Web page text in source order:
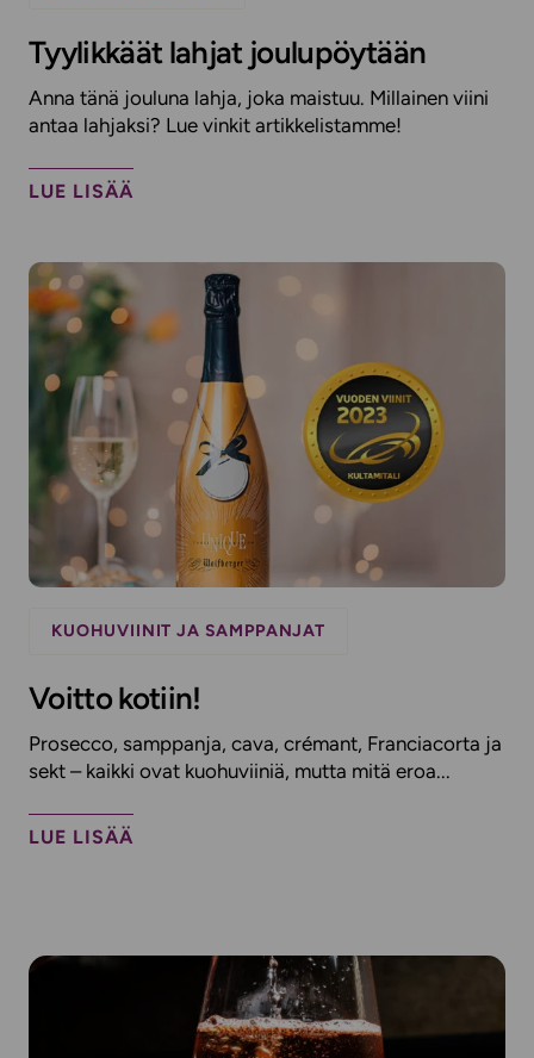
Tyylikkäät lahjat joulupöytään
Anna tänä jouluna lahja, joka maistuu. Millainen viini
antaa lahjaksi? Lue vinkit artikkelistamme!
LUE LISÄÄ
KUOHUVIINIT JA SAMPPANJAT
Voitto kotiin!
Prosecco, samppanja, cava, crémant, Franciacorta ja
sekt – kaikki ovat kuohuviiniä, mutta mitä eroa...
LUE LISÄÄ